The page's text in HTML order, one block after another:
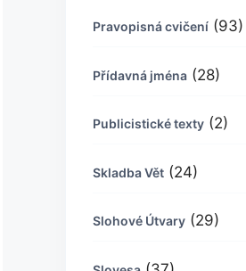
Pravopisná cvičení (93)
Přídavná jména (28)
Publicistické texty (2)
Skladba Vět (24)
Slohové Útvary (29)